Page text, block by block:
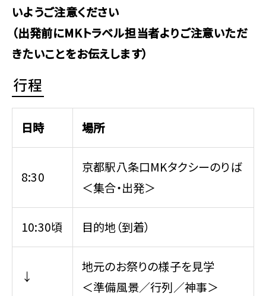
いようご注意ください
（出発前にMKトラベル担当者よりご注意いただ
きたいことをお伝えします）
行程
日時 場所
8:30
京都駅八条口MKタクシーのりば
＜集合・出発＞
10:30頃 目的地（到着）
↓
地元のお祭りの様子を見学
＜準備風景／行列／神事＞